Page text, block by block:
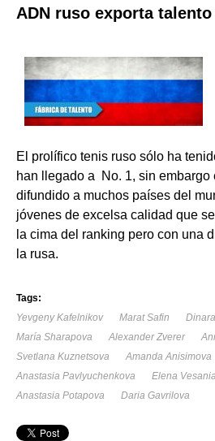
ADN ruso exporta
El prolífico tenis ruso sólo ha
han llegado a No. 1, sin embargo
difundido a muchos países del
jóvenes de excelsa calidad que
la cima del ranking pero con una
la rusa.
Tags:
Yevgeny Kafelnikov
Marat Safin
María Sharapova
Alexander Zverer
Svetlana Kuznetsova
Amanda Anisimova
Anastasia Pavlyuchenkova
Elena Vesania
Anastasia Potapova
Daria Gavrilova